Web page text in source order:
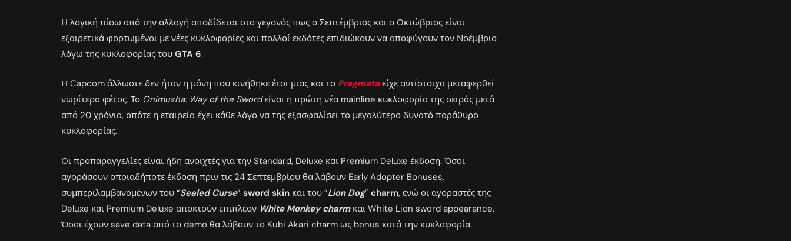
Η λογική πίσω από την αλλαγή αποδίδεται στο γεγονός πως ο Σεπτέμβριος και ο Οκτώβριος είναι
εξαιρετικά φορτωμένοι με νέες κυκλοφορίες και πολλοί εκδότες επιδιώκουν να αποφύγουν τον Νοέμβριο
λόγω της κυκλοφορίας τουGTA 6.
Η Capcom άλλωστε δεν ήταν η μόνη που κινήθηκε έτσι μιας και το Pragmataείχε αντίστοιχα μεταφερθεί
νωρίτερα φέτος. Το Onimusha: Way of the Swordείναι η πρώτη νέα mainline κυκλοφορία της σειράς μετά
από 20 χρόνια, οπότε η εταιρεία έχει κάθε λόγο να της εξασφαλίσει το μεγαλύτερο δυνατό παράθυρο
κυκλοφορίας.
Οι προπαραγγελίες είναι ήδη ανοιχτές για την Standard, Deluxe και Premium Deluxe έκδοση. Όσοι
αγοράσουν οποιαδήποτε έκδοση πριν τις 24 Σεπτεμβρίου θα λάβουν Early Adopter Bonuses,
συμπεριλαμβανομένων του “Sealed Curse”sword skin και του “Lion Dog”charm, ενώ οι αγοραστές της
Deluxe και Premium Deluxe αποκτούν επιπλέον White Monkey charmκαι White Lion sword appearance.
Όσοι έχουν save data από το demo θα λάβουν το Kubi Akari charm ως bonus κατά την κυκλοφορία.